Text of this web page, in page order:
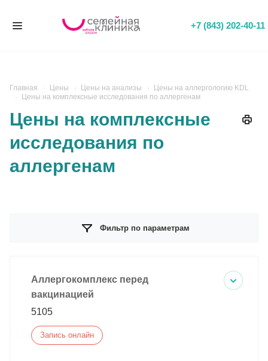
+7 (843) 202-40-11
Главная Цены Цены на анализы
Цены на аллергологию KDL
Цены на комплексные исследования по аллергенам
Цены на комплексные
исследования по
аллергенам
Фильтр по параметрам
Аллергокомплекс перед
вакцинацией
5105
Запись онлайн